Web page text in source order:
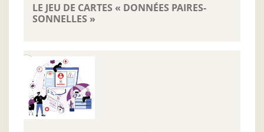
LE JEU DE CARTES « DONNÉES PAIRES-
SONNELLES »